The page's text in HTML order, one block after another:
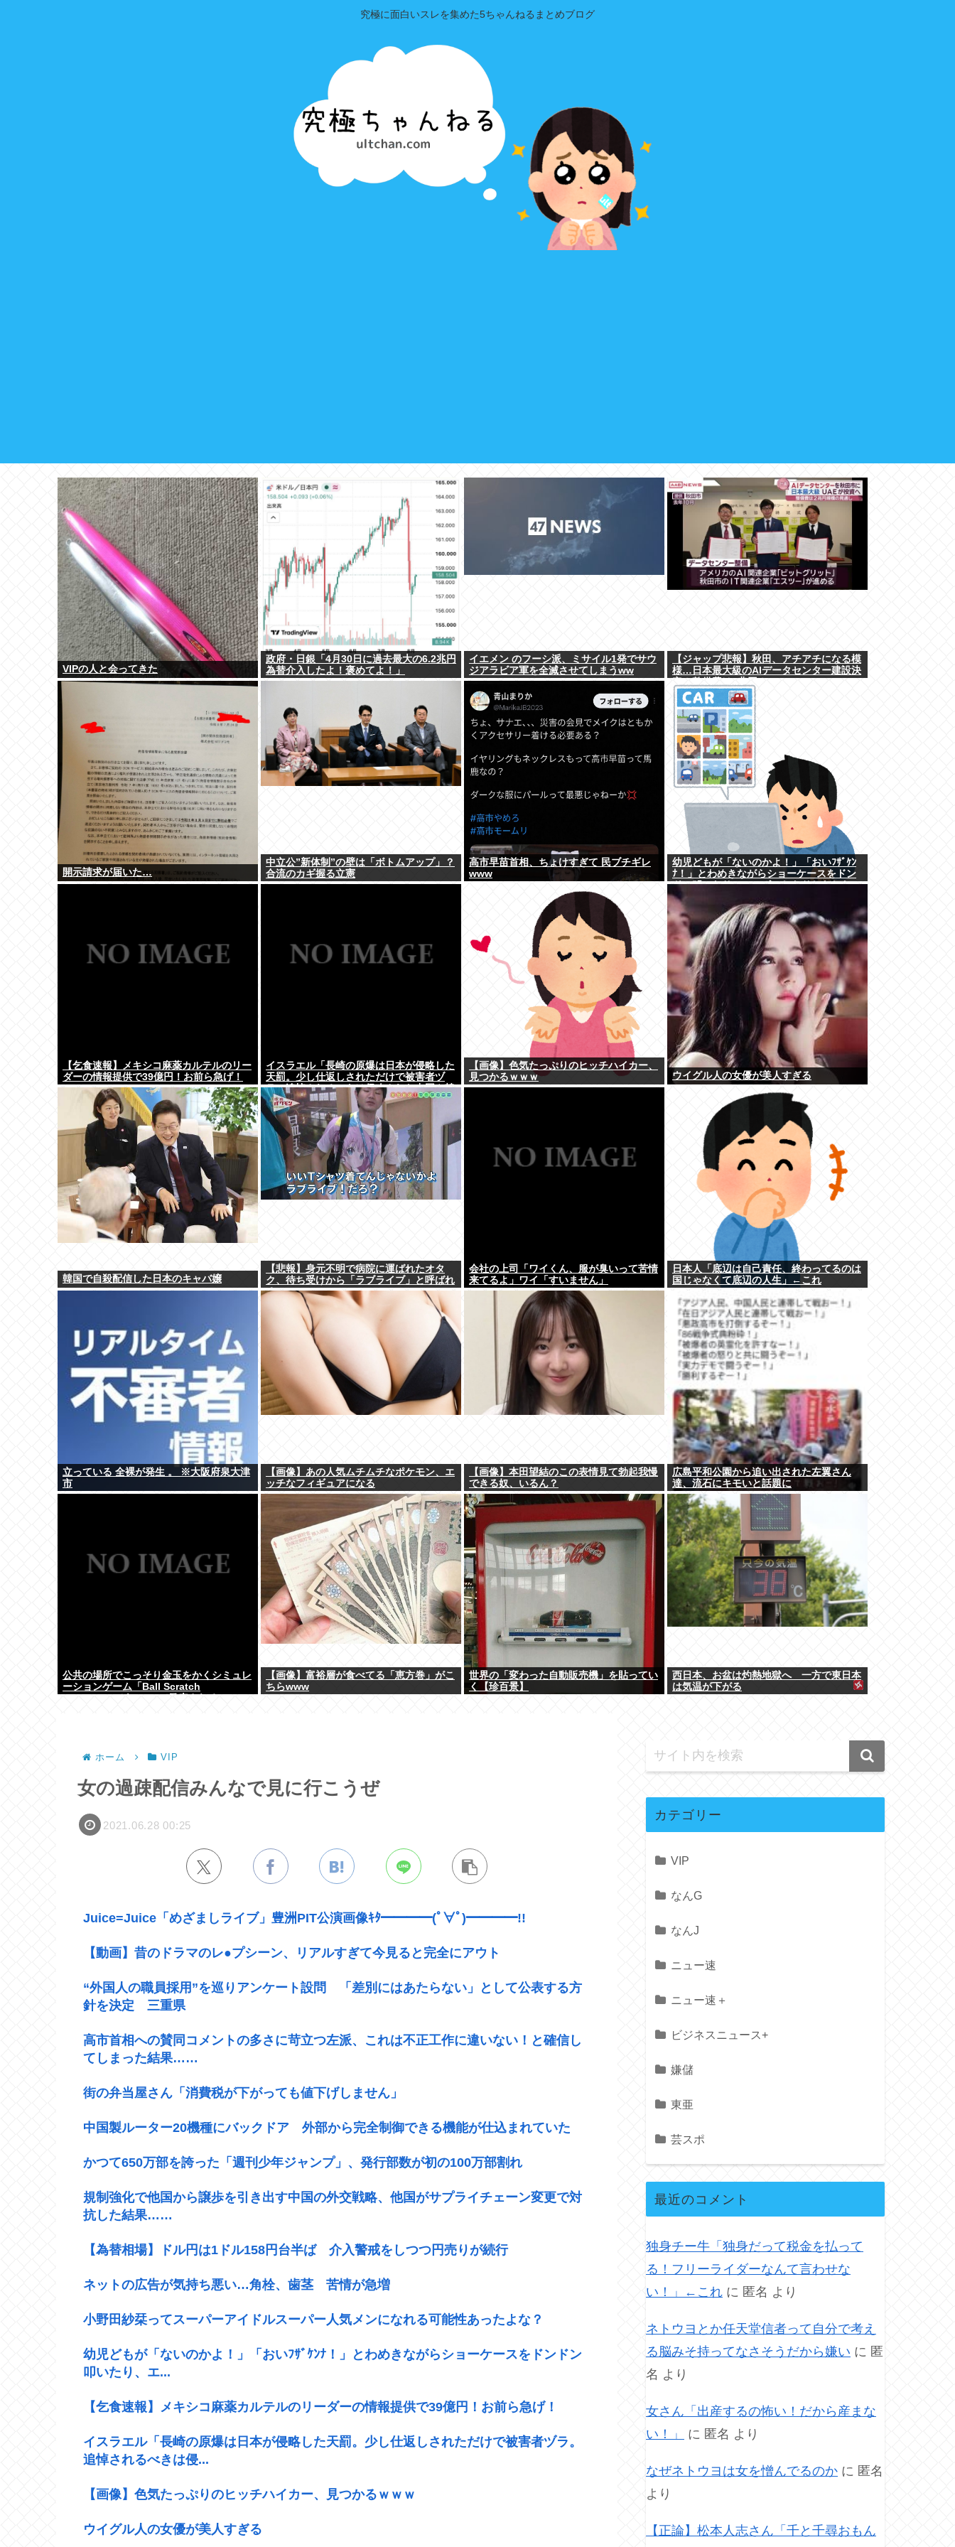
究極に面白いスレを集めた5ちゃんねるまとめブログ
VIPの人と会ってきた
政府・日銀「4月30日に過去最大の6.2兆円
為替介入したよ！褒めてよ！」
イエメン のフーシ派、ミサイル1発でサウ
ジアラビア軍を全滅させてしまうww
【ジャップ悲報】秋田、アチアチになる模
様…日本最大級のAIデータセンター建設決
開示請求が届いた…
中立公”新体制”の壁は「ボトムアップ」？
合流のカギ握る立憲
高市早苗首相、ちょけすぎて 民ブチギレ
www
幼児どもが「ないのかよ！」「おいﾌｻﾞｹﾝ
ﾅ！」とわめきながらショーケースをドン
ドン叩いたり、エルボーしたりしだした
【乞食速報】メキシコ麻薬カルテルのリー
ダーの情報提供で39億円！お前ら急げ！
イスラエル「長崎の原爆は日本が侵略した
天罰。少し仕返しされただけで被害者ヅ
ラ。追悼されるべきは侵略された中国や韓
国の人々だよ
【画像】色気たっぷりのヒッチハイカー、
見つかるｗｗｗ
ウイグル人の女優が美人すぎる
韓国で自殺配信した日本のキャバ嬢
【悲報】身元不明で病院に運ばれたオタ
ク、待ち受けから「ラブライブ」と呼ばれ
るwww
会社の上司「ワイくん、服が臭いって苦情
来てるよ」ワイ「すいません」
日本人「底辺は自己責任、終わってるのは
国じゃなくて底辺の人生」←これ
立っている 全裸が発生 。 ※大阪府泉大津
市
【画像】あの人気ムチムチなポケモン、エ
ッチなフィギュアになる
【画像】本田望結のこの表情見て勃起我慢
できる奴、いるん？
広島平和公園から追い出された左翼さん
達、流石にキモいと話題に
公共の場所でこっそり金玉をかくシミュレ
ーションゲーム「Ball Scratch
【画像】富裕層が食べてる「恵方巻」がこ
ちらwww
世界の「変わった自動販売機」を貼ってい
く【珍百景】
西日本、お盆は灼熱地獄へ 一方で東日本
は気温が下がる
ホーム VIP
女の過疎配信みんなで見に行こうぜ
2021.06.28 00:25
Juice=Juice「めざましライブ」豊洲PIT公演画像ｷﾀ━━━━(ﾟ∀ﾟ)━━━━!!
【動画】昔のドラマのレ●プシーン、リアルすぎて今見ると完全にアウト
“外国人の職員採用”を巡りアンケート設問 「差別にはあたらない」として公表する方
針を決定 三重県
高市首相への賛同コメントの多さに苛立つ左派、これは不正工作に違いない！と確信し
てしまった結果……
街の弁当屋さん「消費税が下がっても値下げしません」
中国製ルーター20機種にバックドア 外部から完全制御できる機能が仕込まれていた
かつて650万部を誇った「週刊少年ジャンプ」、発行部数が初の100万部割れ
規制強化で他国から譲歩を引き出す中国の外交戦略、他国がサプライチェーン変更で対
抗した結果……
【為替相場】ドル円は1ドル158円台半ば 介入警戒をしつつ円売りが続行
ネットの広告が気持ち悪い…角栓、歯茎 苦情が急増
小野田紗栞ってスーパーアイドルスーパー人気メンになれる可能性あったよな？
幼児どもが「ないのかよ！」「おいﾌｻﾞｹﾝﾅ！」とわめきながらショーケースをドンドン
叩いたり、エ...
【乞食速報】メキシコ麻薬カルテルのリーダーの情報提供で39億円！お前ら急げ！
イスラエル「長崎の原爆は日本が侵略した天罰。少し仕返しされただけで被害者ヅラ。
追悼されるべきは侵...
【画像】色気たっぷりのヒッチハイカー、見つかるｗｗｗ
ウイグル人の女優が美人すぎる
カテゴリー
VIP
なんG
なんJ
ニュー速
ニュー速＋
ビジネスニュース+
嫌儲
東亜
芸スポ
最近のコメント
独身チー牛「独身だって税金を払って
る！フリーライダーなんて言わせな
い！」←これ に 匿名 より
ネトウヨとか任天堂信者って自分で考え
る脳みそ持ってなさそうだから嫌い に 匿
名 より
女さん「出産するの怖い！だから産まな
い！」
に 匿名 より
なぜネトウヨは女を憎んでるのか に 匿名
より
【正論】松本人志さん「千と千尋おもん